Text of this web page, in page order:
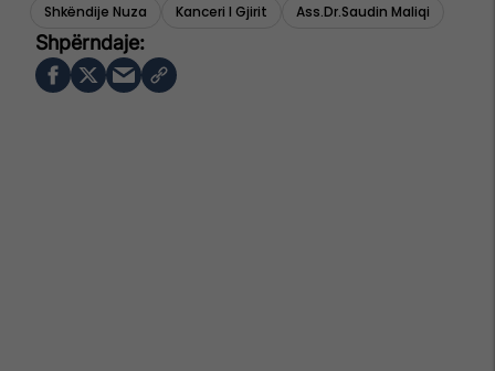
Shkëndije Nuza
Kanceri I Gjirit Ass.dr.saudin Maliqi